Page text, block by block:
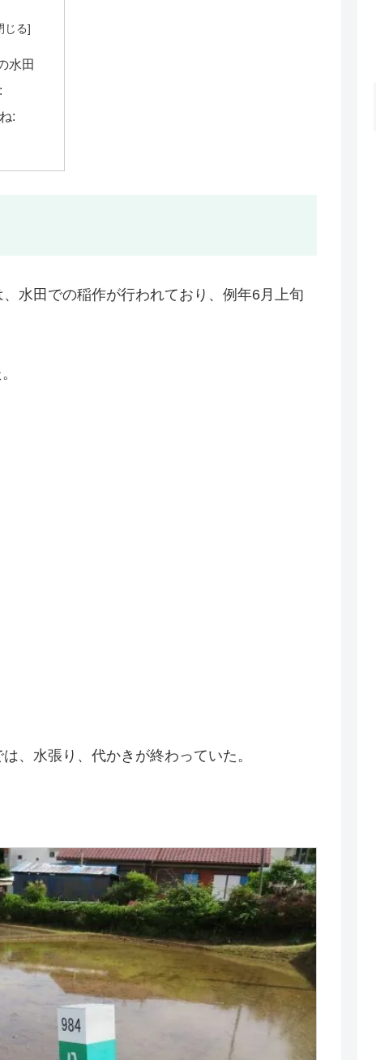
水田
:
水田での稲作が行われており、例年6月上旬
、水張り、代かきが終わっていた。